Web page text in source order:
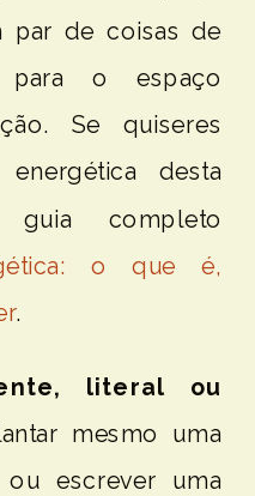
par de coisas de
o espaço
Se quiseres
desta
completo
o que é,
.
literal ou
mesmo uma
escrever uma